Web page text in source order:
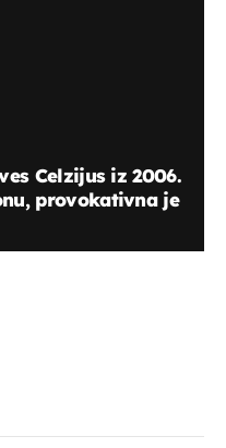
Celzijus iz 2006.
provokativna je